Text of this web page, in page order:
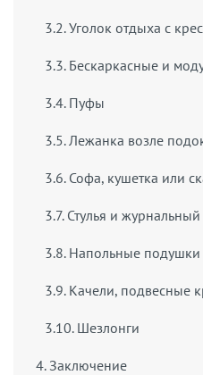
3.2. Уголок отдыха с
3.3. Бескаркасные и
3.4. Пуфы
3.5. Лежанка возле
3.6. Софа, кушетка или
3.7. Стулья и
3.8. Напольные подушки
3.9. Качели, подвесные
3.10. Шезлонги
4. Заключение